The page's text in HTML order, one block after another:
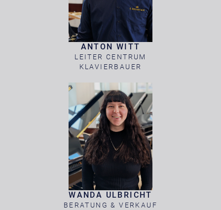
ANTON WITT
LEITER CENTRUM
KLAVIERBAUER
WANDA ULBRICHT
BERATUNG & VERKAUF